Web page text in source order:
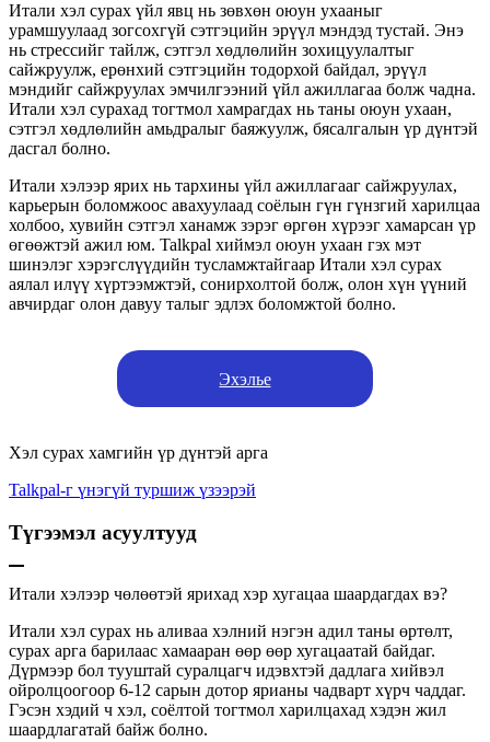
Итали хэл сурах үйл явц нь зөвхөн оюун ухааныг
урамшуулаад зогсохгүй сэтгэцийн эрүүл мэндэд тустай. Энэ
нь стрессийг тайлж, сэтгэл хөдлөлийн зохицуулалтыг
сайжруулж, ерөнхий сэтгэцийн тодорхой байдал, эрүүл
мэндийг сайжруулах эмчилгээний үйл ажиллагаа болж чадна.
Итали хэл сурахад тогтмол хамрагдах нь таны оюун ухаан,
сэтгэл хөдлөлийн амьдралыг баяжуулж, бясалгалын үр дүнтэй
дасгал болно.
Итали хэлээр ярих нь тархины үйл ажиллагааг сайжруулах,
карьерын боломжоос авахуулаад соёлын гүн гүнзгий харилцаа
холбоо, хувийн сэтгэл ханамж зэрэг өргөн хүрээг хамарсан үр
өгөөжтэй ажил юм. Talkpal хиймэл оюун ухаан гэх мэт
шинэлэг хэрэгслүүдийн тусламжтайгаар Итали хэл сурах
аялал илүү хүртээмжтэй, сонирхолтой болж, олон хүн үүний
авчирдаг олон давуу талыг эдлэх боломжтой болно.
Эхэлье
Хэл сурах хамгийн үр дүнтэй арга
Talkpal-г үнэгүй туршиж үзээрэй
Түгээмэл асуултууд
Итали хэлээр чөлөөтэй ярихад хэр хугацаа шаардагдах вэ?
Итали хэл сурах нь аливаа хэлний нэгэн адил таны өртөлт,
сурах арга барилаас хамааран өөр өөр хугацаатай байдаг.
Дүрмээр бол тууштай суралцагч идэвхтэй дадлага хийвэл
ойролцоогоор 6-12 сарын дотор ярианы чадварт хүрч чаддаг.
Гэсэн хэдий ч хэл, соёлтой тогтмол харилцахад хэдэн жил
шаардлагатай байж болно.